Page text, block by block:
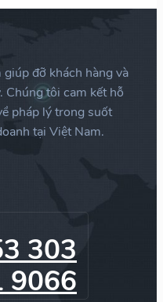
đỡ khách hàng và
Chúng tôi cam kết hỗ
pháp lý trong suốt
tại Việt Nam.
303
9066